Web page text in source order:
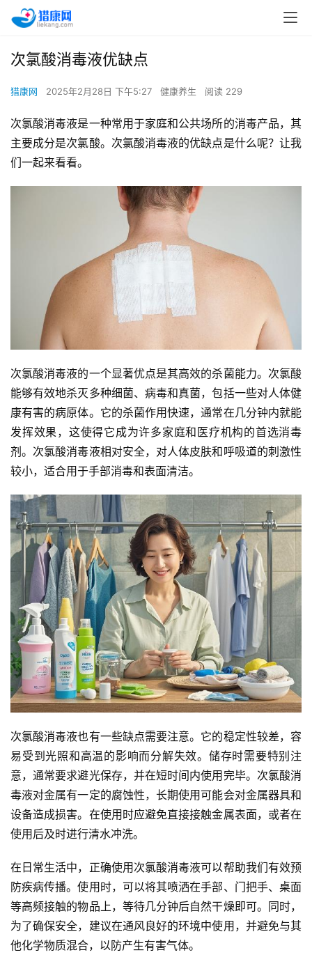
次氯酸消毒液优缺点
猎康网 2025年2月28日 下午5:27 健康养生 阅读 229
次氯酸消毒液是一种常用于家庭和公共场所的消毒产品，其
主要成分是次氯酸。次氯酸消毒液的优缺点是什么呢？让我
们一起来看看。
次氯酸消毒液的一个显著优点是其高效的杀菌能力。次氯酸
能够有效地杀灭多种细菌、病毒和真菌，包括一些对人体健
康有害的病原体。它的杀菌作用快速，通常在几分钟内就能
发挥效果，这使得它成为许多家庭和医疗机构的首选消毒
剂。次氯酸消毒液相对安全，对人体皮肤和呼吸道的刺激性
较小，适合用于手部消毒和表面清洁。
次氯酸消毒液也有一些缺点需要注意。它的稳定性较差，容
易受到光照和高温的影响而分解失效。储存时需要特别注
意，通常要求避光保存，并在短时间内使用完毕。次氯酸消
毒液对金属有一定的腐蚀性，长期使用可能会对金属器具和
设备造成损害。在使用时应避免直接接触金属表面，或者在
使用后及时进行清水冲洗。
在日常生活中，正确使用次氯酸消毒液可以帮助我们有效预
防疾病传播。使用时，可以将其喷洒在手部、门把手、桌面
等高频接触的物品上，等待几分钟后自然干燥即可。同时，
为了确保安全，建议在通风良好的环境中使用，并避免与其
他化学物质混合，以防产生有害气体。